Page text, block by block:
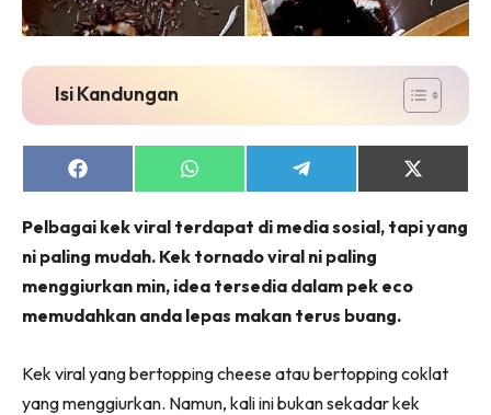
Isi Kandungan
Share
on
Share
on
Share
on
Share
on
(Twitter)
Pelbagai kek viral terdapat di media sosial, tapi yang
ni paling mudah. Kek tornado viral ni paling
menggiurkan min, idea tersedia dalam pek eco
memudahkan anda lepas makan terus buang.
Kek viral yang bertopping cheese atau bertopping coklat
yang menggiurkan. Namun, kali ini bukan sekadar kek